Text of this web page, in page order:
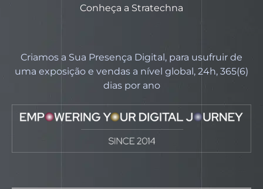
Conheça a Stratechna
Criamos a Sua Presença Digital, para usufruir de
uma exposição e vendas a nível global, 24h, 365(6)
dias por ano